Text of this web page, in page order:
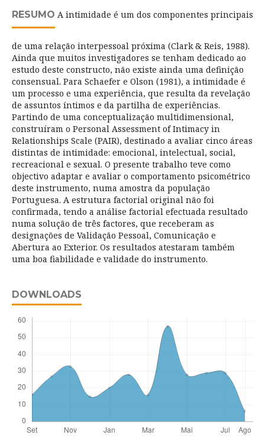
RESUMO A intimidade é um dos componentes principais
de uma relação interpessoal próxima (Clark & Reis, 1988).
Ainda que muitos investigadores se tenham dedicado ao
estudo deste constructo, não existe ainda uma definição
consensual. Para Schaefer e Olson (1981), a intimidade é
um processo e uma experiência, que resulta da revelação
de assuntos íntimos e da partilha de experiências.
Partindo de uma conceptualização multidimensional,
construíram o Personal Assessment of Intimacy in
Relationships Scale (PAIR), destinado a avaliar cinco áreas
distintas de intimidade: emocional, intelectual, social,
recreacional e sexual. O presente trabalho teve como
objectivo adaptar e avaliar o comportamento psicométrico
deste instrumento, numa amostra da população
Portuguesa. A estrutura factorial original não foi
confirmada, tendo a análise factorial efectuada resultado
numa solução de três factores, que receberam as
designações de Validação Pessoal, Comunicação e
Abertura ao Exterior. Os resultados atestaram também
uma boa fiabilidade e validade do instrumento.
DOWNLOADS